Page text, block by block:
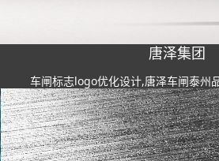
唐泽集团
车闸标志logo优化设计,唐泽车闸泰州